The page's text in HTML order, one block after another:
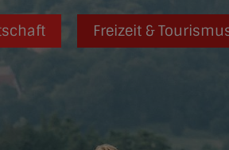
Freizeit &